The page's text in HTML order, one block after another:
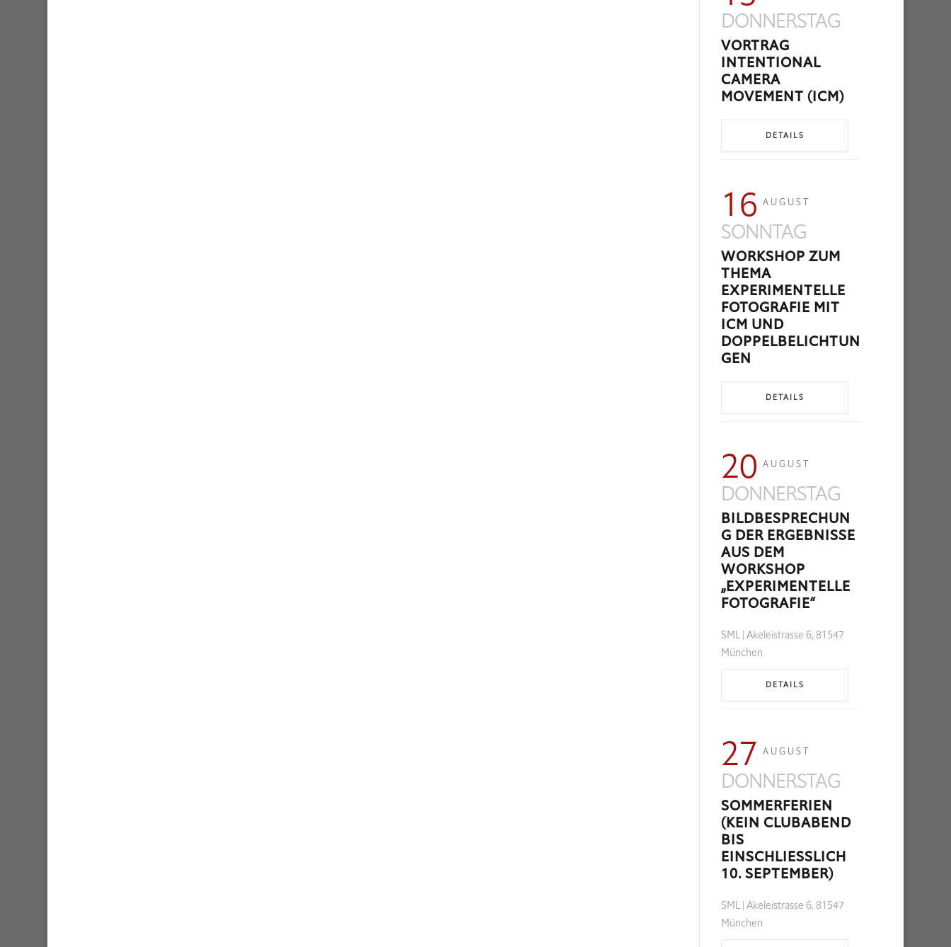
DONNERSTAG
VORTRAG
INTENTIONAL
CAMERA
MOVEMENT (ICM)
DETAILS
16 AUGUST
SONNTAG
WORKSHOP ZUM
THEMA
EXPERIMENTELLE
FOTOGRAFIE MIT
ICM UND
DOPPELBELICHTUN
GEN
DETAILS
20 AUGUST
DONNERSTAG
BILDBESPRECHUN
G DER ERGEBNISSE
AUS DEM
WORKSHOP
„EXPERIMENTELLE
FOTOGRAFIE“
SML | Akeleistrasse 6, 81547
München
DETAILS
27 AUGUST
DONNERSTAG
SOMMERFERIEN
(KEIN CLUBABEND
BIS
EINSCHLIESSLICH 1
0. SEPTEMBER)
SML | Akeleistrasse 6, 81547
München